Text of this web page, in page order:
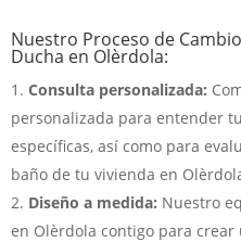
Nuestro Proceso de
Ducha en Olèrdola:
Consulta personalizada:
personalizada para entender
específicas, así como para
baño de tu vivienda en
Diseño a medida: Nuestro
en Olèrdola contigo para